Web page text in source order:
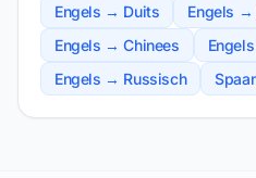
Engels → Duits
Engels →
Engels → Chinees
Engels → Russisch